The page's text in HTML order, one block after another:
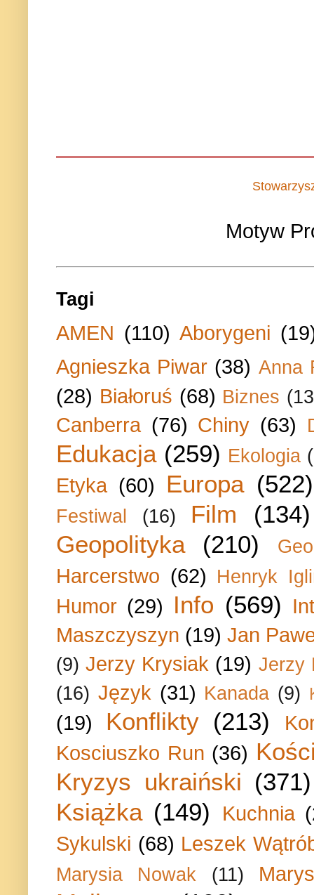
Motyw
Tagi
AMEN (110) Aborygeni
Agnieszka Piwar (38) Anna
(28) Białoruś (68) Biznes
Canberra (76) Chiny (63)
Edukacja (259) Ekologia
Etyka (60) Europa (522)
Festiwal (16) Film
(134)
Geopolityka
(210)
Harcerstwo (62) Henryk
Humor (29) Info (569)
Maszczyszyn (19) Jan
(9) Jerzy Krysiak (19) Jerzy
(16) Język (31) Kanada (9)
(19) Konflikty (213)
Kosciuszko Run (36)
Kryzys ukraiński (371)
Książka (149) Kuchnia
Sykulski (68) Leszek
Marysia Nowak (11)